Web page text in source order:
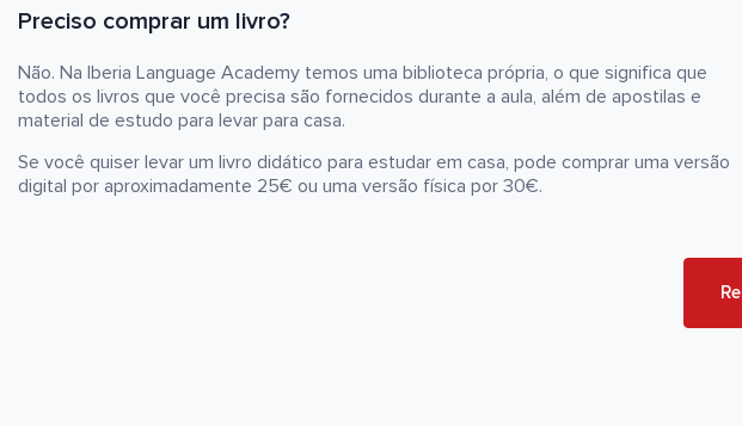
Preciso comprar um livro?
Não. Na Iberia Language Academy temos uma biblioteca própria, o que significa que
todos os livros que você precisa são fornecidos durante a aula, além de apostilas e
material de estudo para levar para casa.
Se você quiser levar um livro didático para estudar em casa, pode comprar uma versão
digital por aproximadamente 25€ ou uma versão física por 30€.